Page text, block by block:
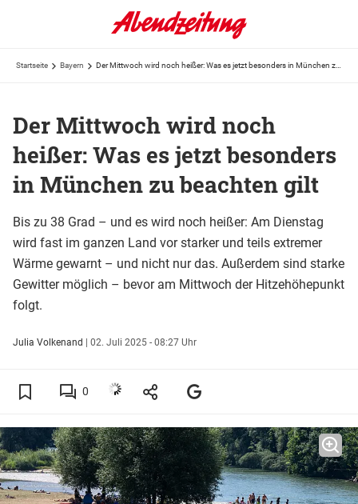
Startseite Bayern
Der Mittwoch wird noch
heißer: Was es jetzt besonders
in München zu beachten gilt
Bis zu 38 Grad – und es wird noch heißer: Am Dienstag
wird fast im ganzen Land vor starker und teils extremer
Wärme gewarnt – und nicht nur das. Außerdem sind starke
Gewitter möglich – bevor am Mittwoch der Hitzehöhepunkt
folgt.
Julia Volkenand | 02. Juli 2025 - 08:27 Uhr
0